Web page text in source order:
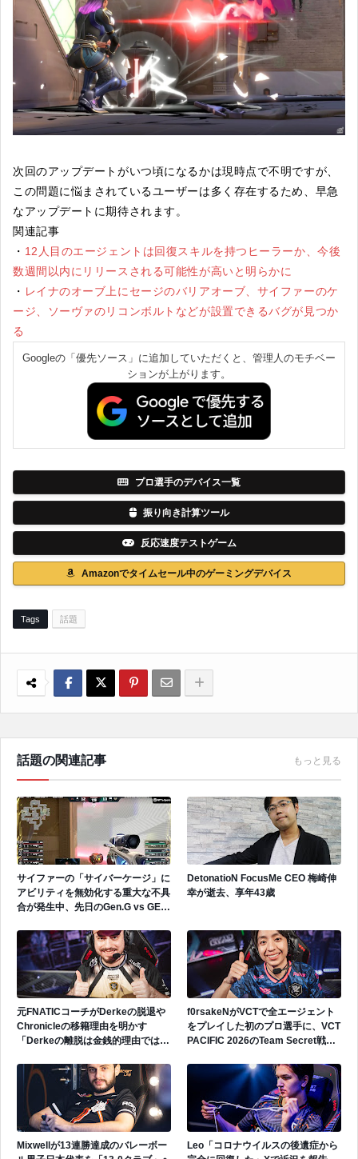
次回のアップデートがいつ頃になるかは現時点で不明ですが、
この問題に悩まされているユーザーは多く存在するため、早急
なアップデートに期待されます。
関連記事
・ 12人目のエージェントは回復スキルを持つヒーラーか、今後
数週間以内にリリースされる可能性が高いと明らかに
・ レイナのオーブ上にセージのバリアオーブ、サイファーのケ
ージ、ソーヴァのリコンボルトなどが設置できるバグが見つか
る
Googleの「優先ソース」に追加していただくと、管理人のモチベー
ションが上がります。
プロ選手のデバイス一覧
振り向き計算ツール
反応速度テストゲーム
Amazonでタイムセール中のゲーミングデバイス
Tags 話題
話題の関連記事 もっと見る
サイファーの「サイバーケージ」に
アビリティを無効化する重大な不具
合が発生中、先日のGen.G vs GEで
DetonatioN FocusMe CEO 梅崎伸
幸が逝去、享年43歳
元FNATICコーチがDerkeの脱退や
Chronicleの移籍理由を明かす
「Derkeの離脱は金銭的理由ではな
f0rsakeNがVCTで全エージェント
をプレイした初のプロ選手に、VCT
PACIFIC 2026のTeam Secret戦で
Mixwellが13連勝達成のバレーボー
Leo「コロナウイルスの後遺症から